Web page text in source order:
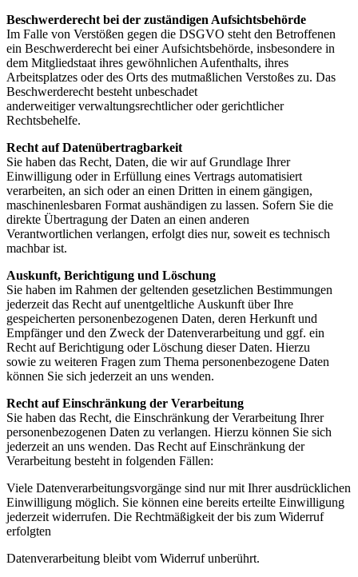
Beschwerderecht bei der zuständigen Aufsichtsbehörde
Im Falle von Verstößen gegen die DSGVO steht den Betroffenen
ein Beschwerderecht bei einer Aufsichtsbehörde, insbesondere in
dem Mitgliedstaat ihres gewöhnlichen Aufenthalts, ihres
Arbeitsplatzes oder des Orts des mutmaßlichen Verstoßes zu. Das
Beschwerderecht besteht unbeschadet
anderweitiger verwaltungsrechtlicher oder gerichtlicher
Rechtsbehelfe.
Recht auf Datenübertragbarkeit
Sie haben das Recht, Daten, die wir auf Grundlage Ihrer
Einwilligung oder in Erfüllung eines Vertrags automatisiert
verarbeiten, an sich oder an einen Dritten in einem gängigen,
maschinenlesbaren Format aushändigen zu lassen. Sofern Sie die
direkte Übertragung der Daten an einen anderen
Verantwortlichen verlangen, erfolgt dies nur, soweit es technisch
machbar ist.
Auskunft, Berichtigung und Löschung
Sie haben im Rahmen der geltenden gesetzlichen Bestimmungen
jederzeit das Recht auf unentgeltliche Auskunft über Ihre
gespeicherten personenbezogenen Daten, deren Herkunft und
Empfänger und den Zweck der Datenverarbeitung und ggf. ein
Recht auf Berichtigung oder Löschung dieser Daten. Hierzu
sowie zu weiteren Fragen zum Thema personenbezogene Daten
können Sie sich jederzeit an uns wenden.
Recht auf Einschränkung der Verarbeitung
Sie haben das Recht, die Einschränkung der Verarbeitung Ihrer
personenbezogenen Daten zu verlangen. Hierzu können Sie sich
jederzeit an uns wenden. Das Recht auf Einschränkung der
Verarbeitung besteht in folgenden Fällen:
Viele Datenverarbeitungsvorgänge sind nur mit Ihrer ausdrücklichen
Einwilligung möglich. Sie können eine bereits erteilte Einwilligung
jederzeit widerrufen. Die Rechtmäßigkeit der bis zum Widerruf
erfolgten
Datenverarbeitung bleibt vom Widerruf unberührt.